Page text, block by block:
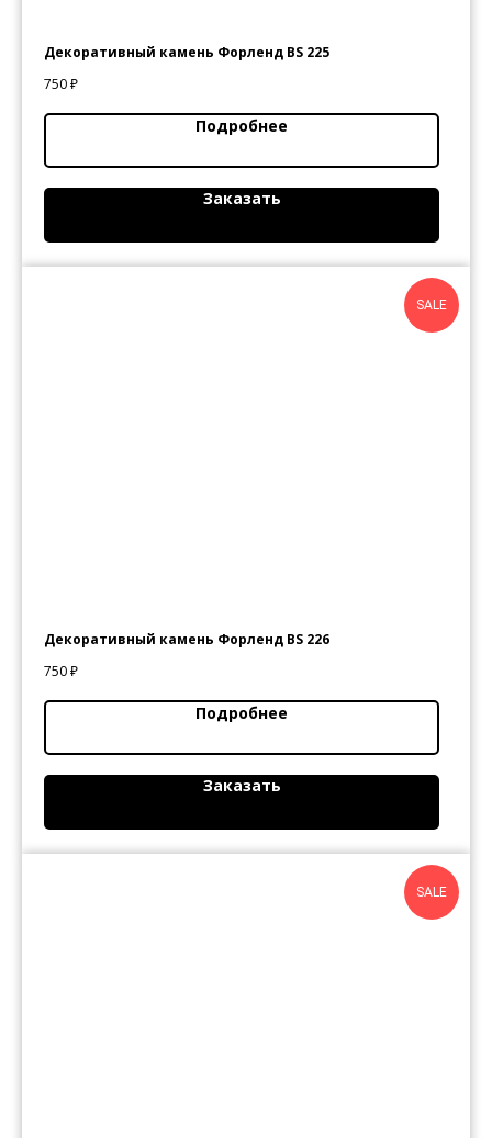
Декоративный камень Форленд BS 225
750₽
Подробнее
Заказать
SALE
Декоративный камень Форленд BS 226
750₽
Подробнее
Заказать
SALE
О нас Акции Контакты